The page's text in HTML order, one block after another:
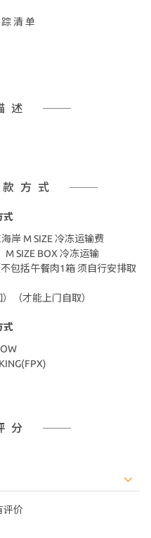
清单
述
方式
式
岸 M SIZE 冷冻运输费
M SIZE BOX 冷冻运输
包括午餐肉1箱 须自行安排取
（才能上门自取）
式
分
评价